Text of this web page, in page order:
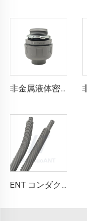
非金属液体密閉コンダクト ストレート
ENT コンダクト